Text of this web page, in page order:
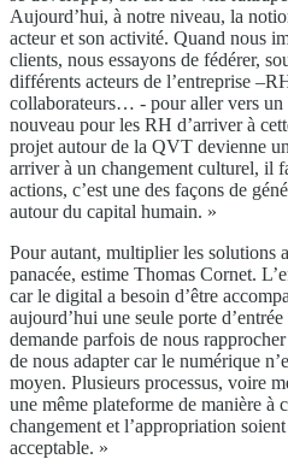
Aujourd’hui, à notre niveau, la
acteur et son activité. Quand nous
clients, nous essayons de fédérer,
différents acteurs de l’entreprise
collaborateurs… - pour aller vers un
nouveau pour les RH d’arriver à
projet autour de la QVT devienne
arriver à un changement culturel, il
actions, c’est une des façons de
autour du capital humain. »
Pour autant, multiplier les solutions
panacée, estime Thomas Cornet.
car le digital a besoin d’être
aujourd’hui une seule porte
demande parfois de nous
de nous adapter car le numérique
moyen. Plusieurs processus, voire
une même plateforme de manière à
changement et l’appropriation
acceptable. »